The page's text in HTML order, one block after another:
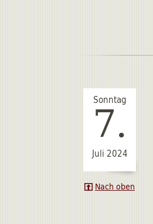
Sonntag
7.
Juli 2024
Nach oben